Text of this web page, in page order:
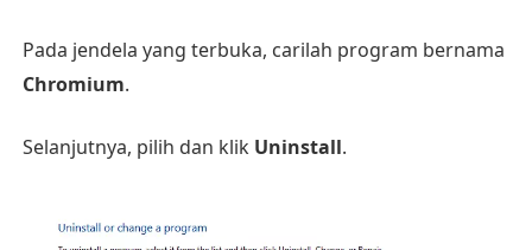
Pada jendela yang terbuka, carilah program bernama
Chromium.
Selanjutnya, pilih dan klik Uninstall.